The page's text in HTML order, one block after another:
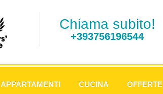
Chiama subito!
+393756196544
APPARTAMENTI CUCINA OFFERTE